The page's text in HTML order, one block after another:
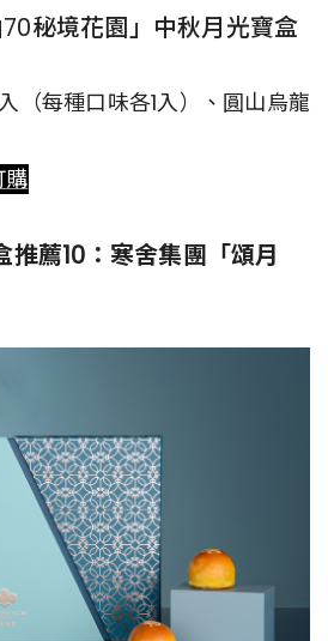
秘境花園」中秋月光寶盒
（每種口味各1入）、圓山烏龍
購
薦10：寒舍集團「頌月